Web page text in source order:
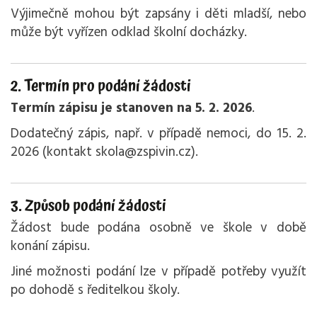
Výjimečně mohou být zapsány i děti mladší, nebo
může být vyřízen odklad školní docházky.
2. Termín pro podání žádosti
Termín zápisu je stanoven na 5. 2. 2026.
Dodatečný zápis, např. v případě nemoci, do 15. 2.
2026 (kontakt skola@zspivin.cz).
3. Způsob podání žádosti
Žádost bude podána osobně ve škole v době
konání zápisu.
Jiné možnosti podání lze v případě potřeby využít
po dohodě s ředitelkou školy.